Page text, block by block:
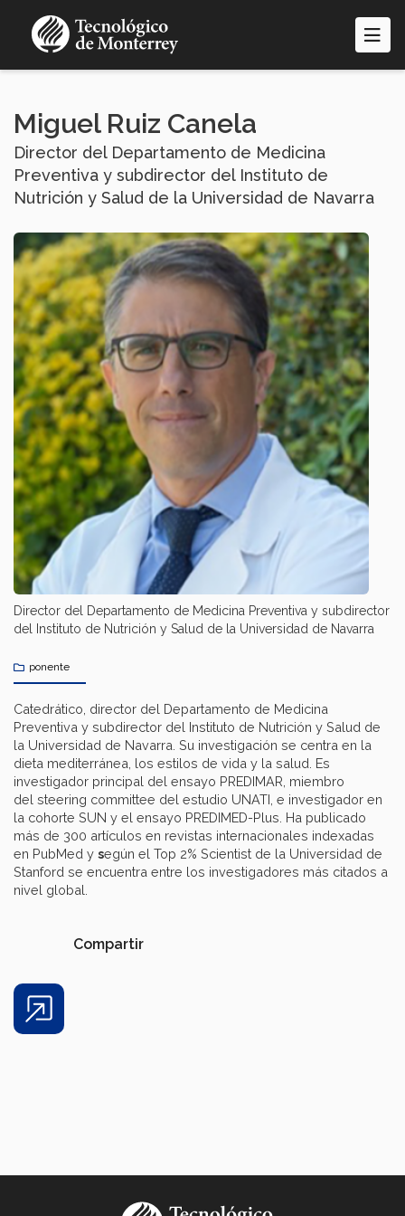
contenido
Miguel Ruiz Canela
Director del Departamento de Medicina
Preventiva y subdirector del Instituto de
Nutrición y Salud de la Universidad de Navarra
Director del Departamento de Medicina Preventiva y subdirector
del Instituto de Nutrición y Salud de la Universidad de Navarra
ponente
Catedrático, director del Departamento de Medicina
Preventiva y subdirector del Instituto de Nutrición y Salud de
la Universidad de Navarra. Su investigación se centra en la
dieta mediterránea, los estilos de vida y la salud. Es
investigador principal del ensayo PREDIMAR, miembro
del steering committee del estudio UNATI, e investigador en
la cohorte SUN y el ensayo PREDIMED-Plus. Ha publicado
más de 300 artículos en revistas internacionales indexadas
en PubMed y según el Top 2% Scientist de la Universidad de
Stanford se encuentra entre los investigadores más citados a
nivel global.
Share
Compartir